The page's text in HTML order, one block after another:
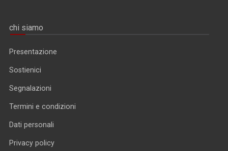
chi siamo
Presentazione
Sostienici
Segnalazioni
Termini e condizioni
Dati personali
Privacy policy